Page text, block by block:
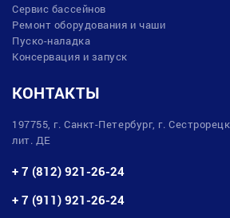
Сервис бассейнов
Ремонт оборудования и чаши
Пуско-наладка
Консервация и запуск
КОНТАКТЫ
197755, г. Санкт-Петербург, г.
лит. ДЕ
+ 7 (812) 921-26-24
+ 7 (911) 921-26-24